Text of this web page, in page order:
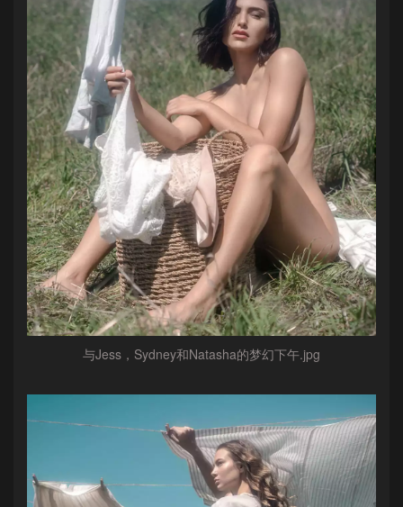
与Jess，Sydney和Natasha的梦幻下午.jpg